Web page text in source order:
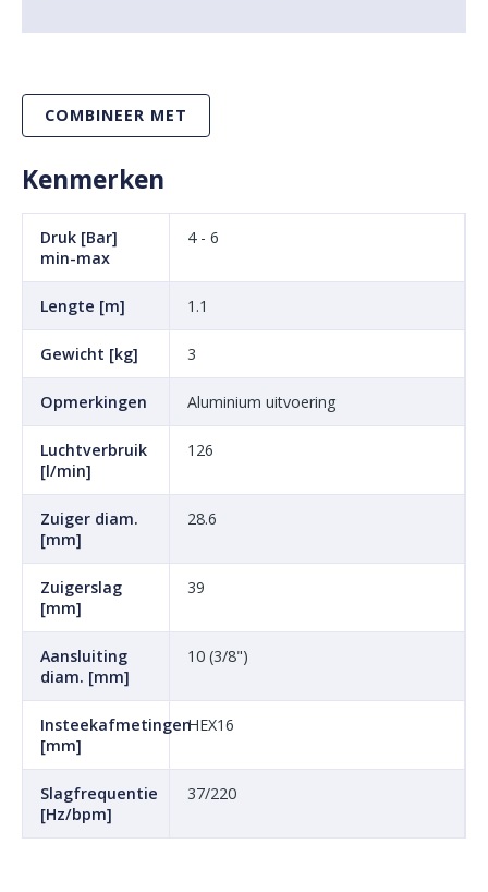
COMBINEER MET
Kenmerken
Druk [Bar]
min-max
4 - 6
Lengte [m] 1.1
Gewicht [kg] 3
Opmerkingen Aluminium uitvoering
Luchtverbruik
[l/min]
126
Zuiger diam.
[mm]
28.6
Zuigerslag
[mm]
39
Aansluiting
diam. [mm]
10 (3/8")
Insteekafmetingen
[mm]
HEX16
Slagfrequentie
[Hz/bpm]
37/220